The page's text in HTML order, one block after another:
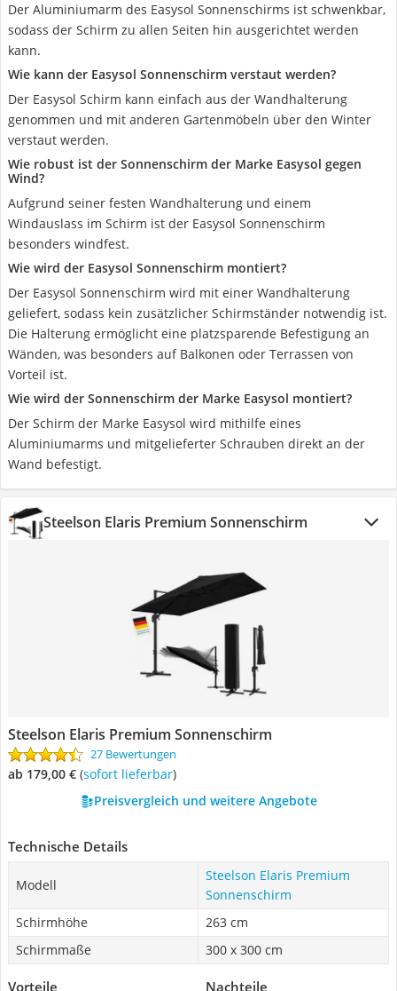
Der Aluminiumarm des Easysol Sonnenschirms ist schwenkbar,
sodass der Schirm zu allen Seiten hin ausgerichtet werden
kann.
Wie kann der Easysol Sonnenschirm verstaut werden?
Der Easysol Schirm kann einfach aus der Wandhalterung
genommen und mit anderen Gartenmöbeln über den Winter
verstaut werden.
Wie robust ist der Sonnenschirm der Marke Easysol gegen
Wind?
Aufgrund seiner festen Wandhalterung und einem
Windauslass im Schirm ist der Easysol Sonnenschirm
besonders windfest.
Wie wird der Easysol Sonnenschirm montiert?
Der Easysol Sonnenschirm wird mit einer Wandhalterung
geliefert, sodass kein zusätzlicher Schirmständer notwendig ist.
Die Halterung ermöglicht eine platzsparende Befestigung an
Wänden, was besonders auf Balkonen oder Terrassen von
Vorteil ist.
Wie wird der Sonnenschirm der Marke Easysol montiert?
Der Schirm der Marke Easysol wird mithilfe eines
Aluminiumarms und mitgelieferter Schrauben direkt an der
Wand befestigt.
Steelson Elaris Premium Sonnenschirm
Steelson Elaris Premium Sonnenschirm
27 Bewertungen
ab 179,00 € ( Sofort lieferbar)
Preisvergleich und weitere Angebote
Technische Details
Modell
Steelson Elaris Premium
Sonnenschirm
Schirmhöhe
263 cm
Schirmmaße
300 x 300 cm
Vorteile Nachteile